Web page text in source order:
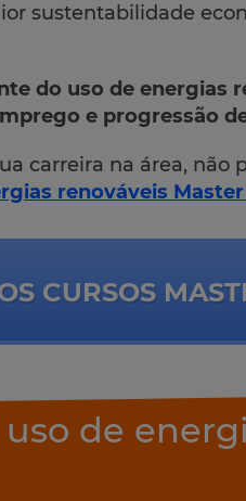
sustentabilidade
do uso de energias
e progressão
carreira na área, não
renováveis
CURSOS
de